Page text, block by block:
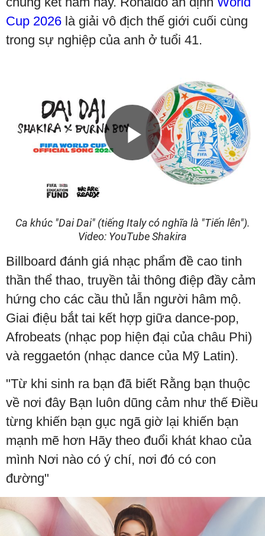
Cup 2026 là giải vô địch thế giới cuối cùng
trong sự nghiệp của anh ở tuổi 41.
Play
Video
Ca khúc "Dai Dai" (tiếng Italy có nghĩa là "Tiến lên").
Video: YouTube Shakira
Billboard đánh giá nhạc phẩm đề cao tinh
thần thể thao, truyền tải thông điệp đầy cảm
hứng cho các cầu thủ lẫn người hâm mộ.
Giai điệu bắt tai kết hợp giữa dance-pop,
Afrobeats (nhạc pop hiện đại của châu Phi)
và reggaetón (nhạc dance của Mỹ Latin).
"Từ khi sinh ra bạn đã biết Rằng bạn thuộc
về nơi đây Bạn luôn dũng cảm như thế Điều
từng khiến bạn gục ngã giờ lại khiến bạn
mạnh mẽ hơn Hãy theo đuổi khát khao của
mình Nơi nào có ý chí, nơi đó có con
đường"